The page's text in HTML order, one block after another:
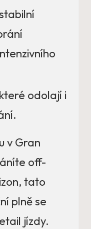
odolají i
v Gran
off-
tato
plně se
jízdy.